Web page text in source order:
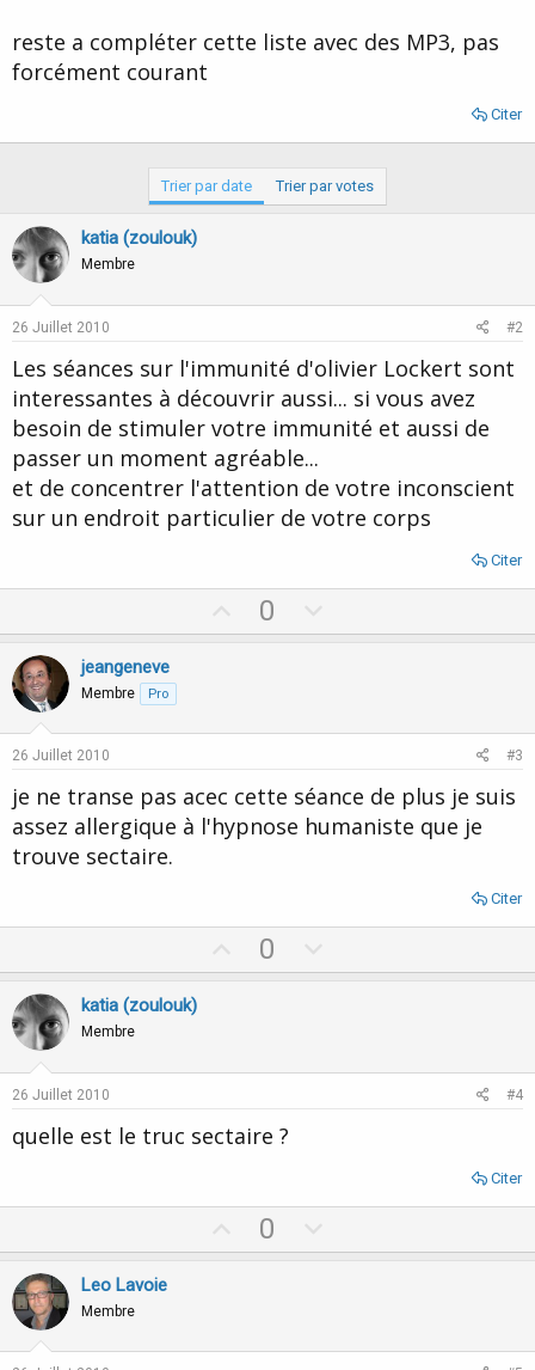
reste a compléter cette liste avec des MP3, pas
forcément courant
Citer
Trier par date Trier par votes
katia (zoulouk)
Membre
26 Juillet 2010 #2
Les séances sur l'immunité d'olivier Lockert sont
interessantes à découvrir aussi... si vous avez
besoin de stimuler votre immunité et aussi de
passer un moment agréable...
et de concentrer l'attention de votre inconscient
sur un endroit particulier de votre corps
Citer
p
t
0
o
v
e
jeangeneve
Membre Pro
26 Juillet 2010 #3
je ne transe pas acec cette séance de plus je suis
assez allergique à l'hypnose humaniste que je
trouve sectaire.
Citer
p
0
o
katia (zoulouk)
Membre
26 Juillet 2010 #4
quelle est le truc sectaire ?
Citer
p
t
0
o
v
Leo Lavoie
Membre